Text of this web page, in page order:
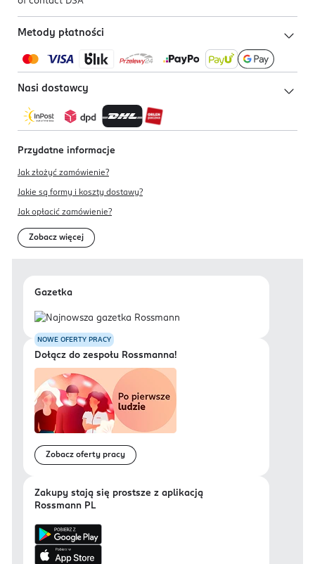
Metody płatności
Nasi dostawcy
Przydatne informacje
Jak złożyć zamówienie?
Jakie są formy i koszty dostawy?
Jak opłacić zamówienie?
Zobacz więcej
Gazetka
NOWE OFERTY PRACY
Dołącz do zespołu Rossmanna!
Zobacz oferty pracy
Zakupy stają się prostsze z aplikacją
Rossmann PL